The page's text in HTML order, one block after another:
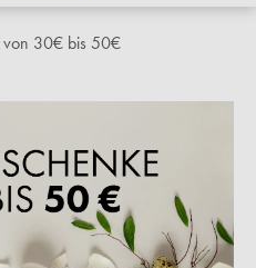
von 30€ bis 50€